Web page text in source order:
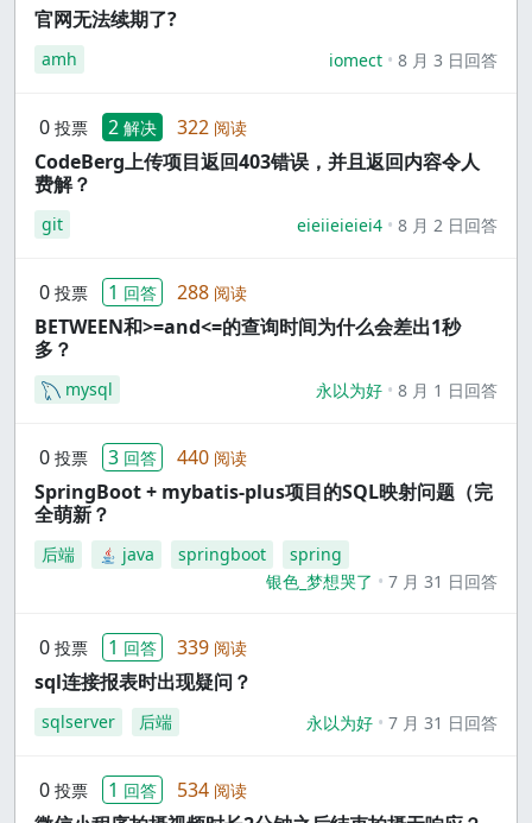
官网无法续期了?
amh iomect 8 月 3 日回答
0 投票 2 解决 322 阅读
CodeBerg上传项目返回403错误，并且返回内容令人
费解？
git eieiieieiei4 8 月 2 日回答
0 投票 1 回答 288 阅读
BETWEEN和>=and<=的查询时间为什么会差出1秒
多？
mysql 永以为好 8 月 1 日回答
0 投票 3 回答 440 阅读
SpringBoot + mybatis-plus项目的SQL映射问题（完
全萌新？
后端 java springboot
spring
银色_梦想哭了
7 月 31 日回答
0 投票 1 回答 339 阅读
sql连接报表时出现疑问？
sqlserver 后端 永以为好 7 月 31 日回答
0 投票 1 回答 534 阅读